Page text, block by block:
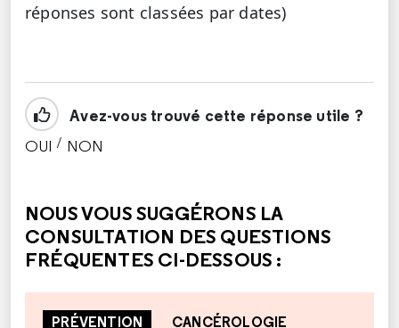
réponses sont classées par dates)
Avez-vous trouvé cette réponse utile ?
OUI / NON
NOUS VOUS SUGGÉRONS LA
CONSULTATION DES QUESTIONS
FRÉQUENTES CI-DESSOUS :
PRÉVENTION CANCÉROLOGIE